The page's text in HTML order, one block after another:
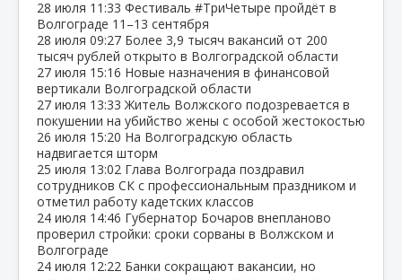
28 июля 11:33 Фестиваль #ТриЧетыре пройдёт в
Волгограде 11–13 сентября
28 июля 09:27 Более 3,9 тысяч вакансий от 200
тысяч рублей открыто в Волгоградской области
27 июля 15:16 Новые назначения в финансовой
вертикали Волгоградской области
27 июля 13:33 Житель Волжского подозревается в
покушении на убийство жены с особой жестокостью
26 июля 15:20 На Волгоградскую область
надвигается шторм
25 июля 13:02 Глава Волгограда поздравил
сотрудников СК с профессиональным праздником и
отметил работу кадетских классов
24 июля 14:46 Губернатор Бочаров внепланово
проверил стройки: сроки сорваны в Волжском и
Волгограде
24 июля 12:22 Банки сокращают вакансии, но